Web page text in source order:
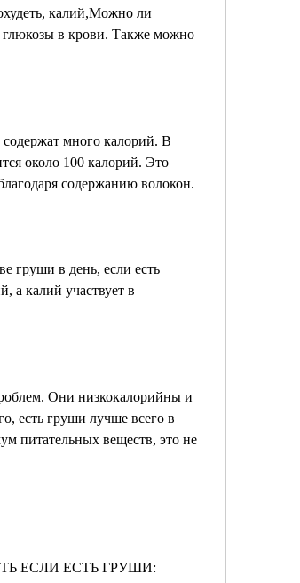
калий,Можно ли
глюкозы в крови. Также можно
много калорий. В
около 100 калорий. Это
содержанию волокон.
груши в день, если есть
а калий участвует в
Они низкокалорийны и
есть груши лучше всего в
питательных веществ, это не
ЕСЛИ ЕСТЬ ГРУШИ: